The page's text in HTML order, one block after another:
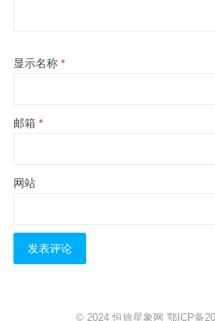
显示名称 *
邮箱 *
网站
© 2024 恒旅星象网 鄂ICP备